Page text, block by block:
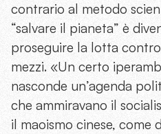
contrario al metodo
“salvare il pianeta” è
proseguire la lotta
mezzi. «Un certo
nasconde un’agenda
che ammiravano il
il maoismo cinese, come